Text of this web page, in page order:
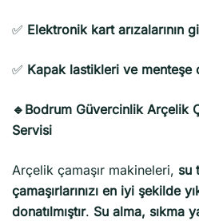
✅ Elektronik kart arızalarının
✅ Kapak lastikleri ve menteşe
🔹Bodrum Güvercinlik Arçelik
Servisi
Arçelik çamaşır makineleri, su
çamaşırlarınızı en iyi şekilde
donatılmıştır. Su alma, sıkma